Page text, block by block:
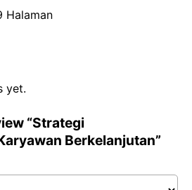
Halaman
yet.
“Strategi
Berkelanjutan”